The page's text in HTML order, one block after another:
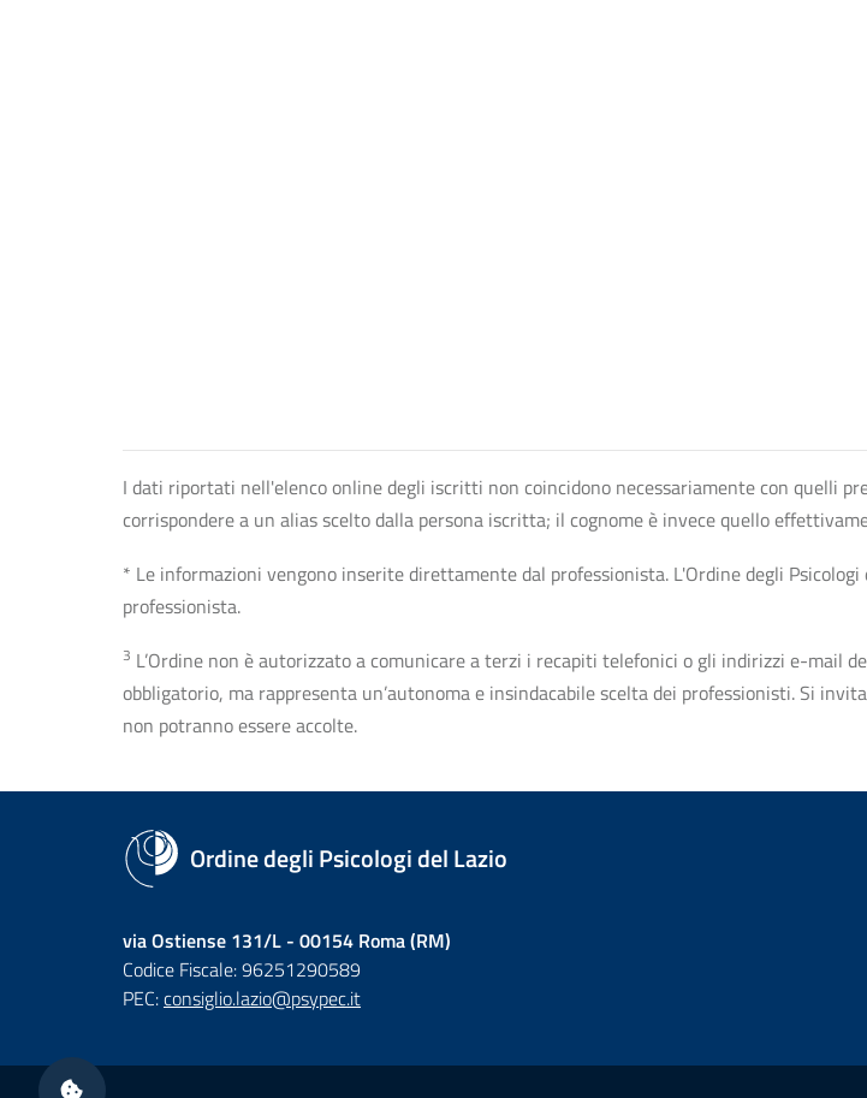
I dati riportati nell'elenco online degli iscritti non coincidono necessariamente con quelli
corrispondere a un alias scelto dalla persona iscritta; il cognome è invece quello
* Le informazioni vengono inserite direttamente dal professionista. L'Ordine degli
professionista.
3 L’Ordine non è autorizzato a comunicare a terzi i recapiti telefonici o gli indirizzi e-mail
obbligatorio, ma rappresenta un’autonoma e insindacabile scelta dei professionisti. Si
non potranno essere accolte.
Ordine degli Psicologi del Lazio
via Ostiense 131/L - 00154 Roma (RM)
Codice Fiscale: 96251290589
PEC:consiglio.lazio@psypec.it